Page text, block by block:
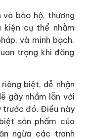
bảo hộ, thương
kiện cụ thể nhằm
và minh bạch.
trọng khi đăng
biệt, dễ nhận
gây nhầm lẫn với
trước đó. Điều này
sản phẩm của
ngừa các tranh